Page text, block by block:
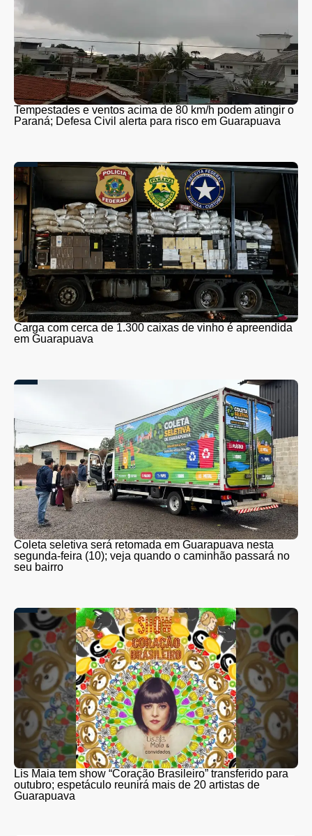
Tempestades e ventos acima de 80 km/h podem atingir o
Paraná; Defesa Civil alerta para risco em Guarapuava
Carga com cerca de 1.300 caixas de vinho é apreendida
em Guarapuava
Coleta seletiva será retomada em Guarapuava nesta
segunda-feira (10); veja quando o caminhão passará no
seu bairro
Lis Maia tem show “Coração Brasileiro” transferido para
outubro; espetáculo reunirá mais de 20 artistas de
Guarapuava